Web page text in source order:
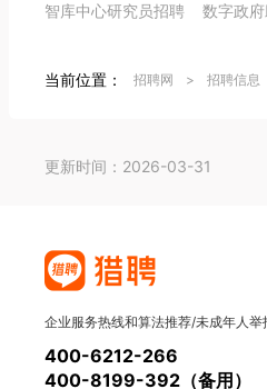
智库中心研究员招聘 数字政
当前位置： 招聘网 > 招聘信息
更新时间：2026-03-31